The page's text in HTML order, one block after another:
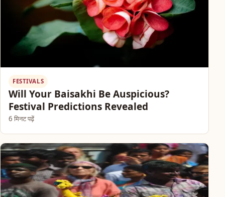
FESTIVALS
Will Your Baisakhi Be Auspicious?
Festival Predictions Revealed
6 मिनट पढ़ें